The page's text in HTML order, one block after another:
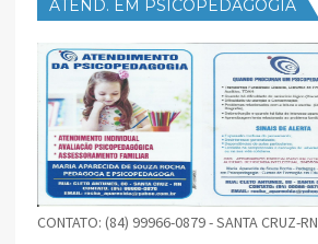
ATEND. EM PSICOPEDAGOGIA
CONTATO: (84) 99966-0879 - SANTA CRUZ-RN